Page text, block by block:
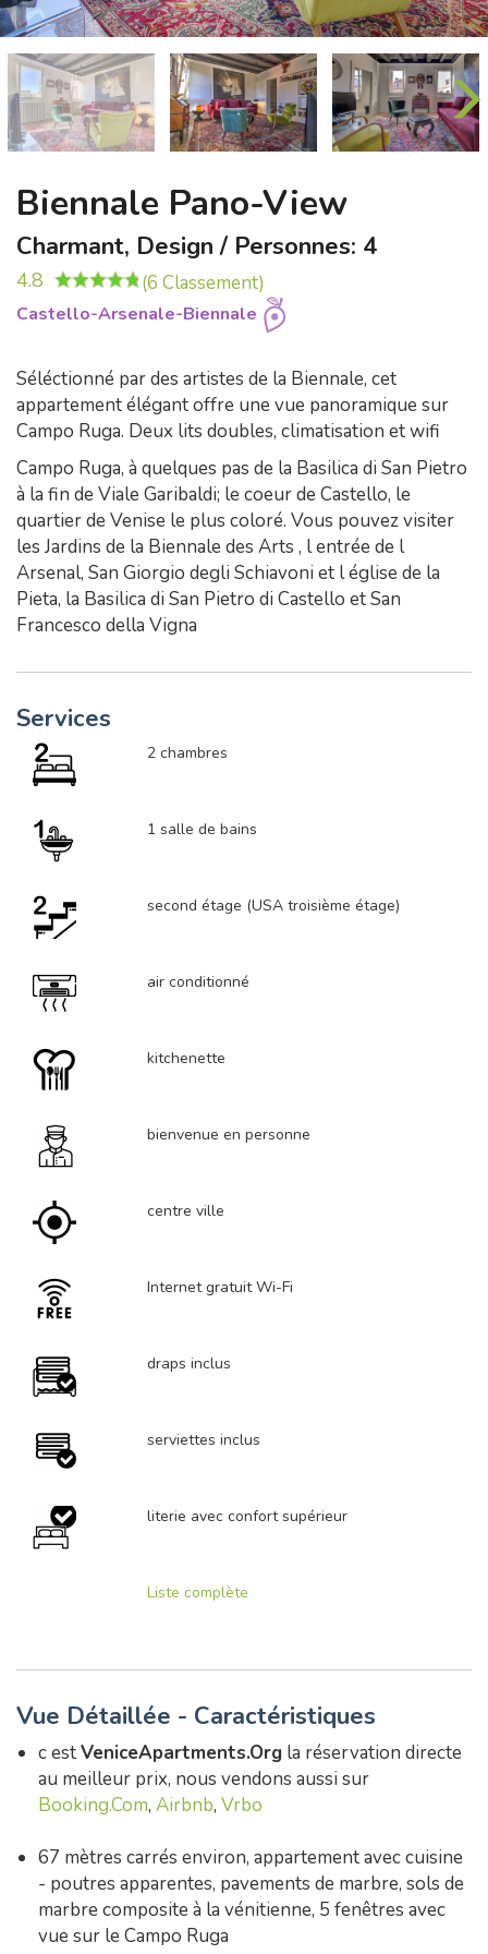
Biennale Pano-View
Charmant, Design / Personnes: 4
4.8 (6 Classement)
Castello-Arsenale-Biennale
Séléctionné par des artistes de la Biennale, cet
appartement élégant offre une vue panoramique sur
Campo Ruga. Deux lits doubles, climatisation et wifi
Campo Ruga, à quelques pas de la Basilica di San Pietro
à la fin de Viale Garibaldi; le coeur de Castello, le
quartier de Venise le plus coloré. Vous pouvez visiter
les Jardins de la Biennale des Arts , l entrée de l
Arsenal, San Giorgio degli Schiavoni et l église de la
Pieta, la Basilica di San Pietro di Castello et San
Francesco della Vigna
Services
2 chambres
1 salle de bains
second étage (USA troisième étage)
air conditionné
kitchenette
bienvenue en personne
centre ville
Internet gratuit Wi-Fi
draps inclus
serviettes inclus
literie avec confort supérieur
Liste complète
Vue Détaillée - Caractéristiques
c estVeniceApartments.Org la réservation directe
au meilleur prix, nous vendons aussi sur
Booking.Com, Airbnb, Vrbo
67 mètres carrés environ, appartement avec cuisine
- poutres apparentes, pavements de marbre, sols de
marbre composite à la vénitienne, 5 fenêtres avec
vue sur le Campo Ruga